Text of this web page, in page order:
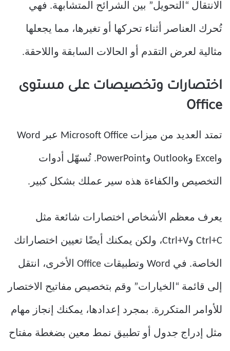
الانتقال “التحويل” بين الشرائح المتشابهة. فهي
تُحرك العناصر أثناء تحركها أو تغيرها، مما يجعلها
مثالية لعرض التقدم أو الحالات السابقة واللاحقة.
اختصارات وتخصيصات على مستوى
Office
تمتد العديد من ميزات Microsoft Office عبر Word
وExcel وOutlook وPowerPoint. تُسهّل أدوات
التخصيص والكفاءة هذه سير عملك بشكل كبير.
يعرف معظم الأشخاص اختصارات شائعة مثل
Ctrl+C وCtrl+V، ولكن يمكنك أيضًا تعيين اختصاراتك
الخاصة. في Word وتطبيقات Office الأخرى، انتقل
إلى قائمة “الخيارات” وقم بتخصيص مفاتيح الاختصار
للأوامر المتكررة. بمجرد إعدادها، يمكنك إنجاز مهام
مثل إدراج جدول أو تطبيق نمط معين بضغطة مفتاح